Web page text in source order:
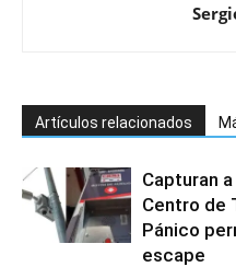
Artículos relacionados
Capturan
Centro de
Pánico
escape